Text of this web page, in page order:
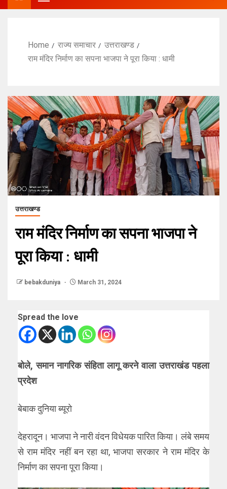
Home राज्य समाचार
उत्तराखण्ड
राम मंदिर निर्माण का सपना भाजपा ने पूरा किया : धामी
उत्तराखण्ड
राम मंदिर निर्माण का सपना भाजपा ने
पूरा किया : धामी
bebakduniya March 31, 2024
Spread the love
बोले, समान नागरिक संहिता लागू करने वाला उत्तराखंड पहला
प्रदेश
बेबाक दुनिया ब्यूरो
देहरादून। भाजपा ने नारी वंदन विधेयक पारित किया। लंबे समय
से राम मंदिर नहीं बन रहा था, भाजपा सरकार ने राम मंदिर के
निर्माण का सपना पूरा किया।